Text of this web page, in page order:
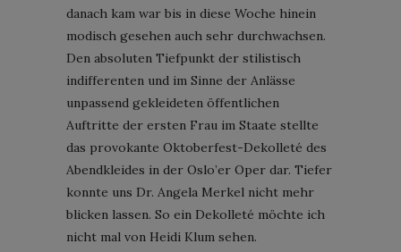
danach kam war bis in diese Woche hinein
modisch gesehen auch sehr durchwachsen.
Den absoluten Tiefpunkt der stilistisch
indifferenten und im Sinne der Anlässe
unpassend gekleideten öffentlichen
Auftritte der ersten Frau im Staate stellte
das provokante Oktoberfest-Dekolleté des
Abendkleides in der Oslo’er Oper dar. Tiefer
konnte uns Dr. Angela Merkel nicht mehr
blicken lassen. So ein Dekolleté möchte ich
nicht mal von Heidi Klum sehen.